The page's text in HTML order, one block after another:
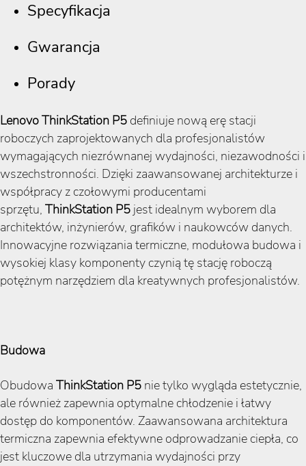
Specyfikacja
Gwarancja
Porady
Lenovo ThinkStation P5 definiuje nową erę stacji
roboczych zaprojektowanych dla profesjonalistów
wymagających niezrównanej wydajności, niezawodności i
wszechstronności. Dzięki zaawansowanej architekturze i
współpracy z czołowymi producentami
sprzętu, ThinkStation P5 jest idealnym wyborem dla
architektów, inżynierów, grafików i naukowców danych.
Innowacyjne rozwiązania termiczne, modułowa budowa i
wysokiej klasy komponenty czynią tę stację roboczą
potężnym narzędziem dla kreatywnych profesjonalistów.
Budowa
Obudowa ThinkStation P5 nie tylko wygląda estetycznie,
ale również zapewnia optymalne chłodzenie i łatwy
dostęp do komponentów. Zaawansowana architektura
termiczna zapewnia efektywne odprowadzanie ciepła, co
jest kluczowe dla utrzymania wydajności przy